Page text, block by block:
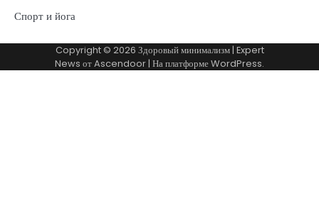
Спорт и йога
Copyright © 2026 Здоровый минимализм| Expert
News отAscendoor| На платформеWordPress.